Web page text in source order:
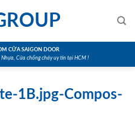
CỬA SAIGON DOOR
Cửa chống cháy uy tín tại HCM !
1B.jpg-Compos-